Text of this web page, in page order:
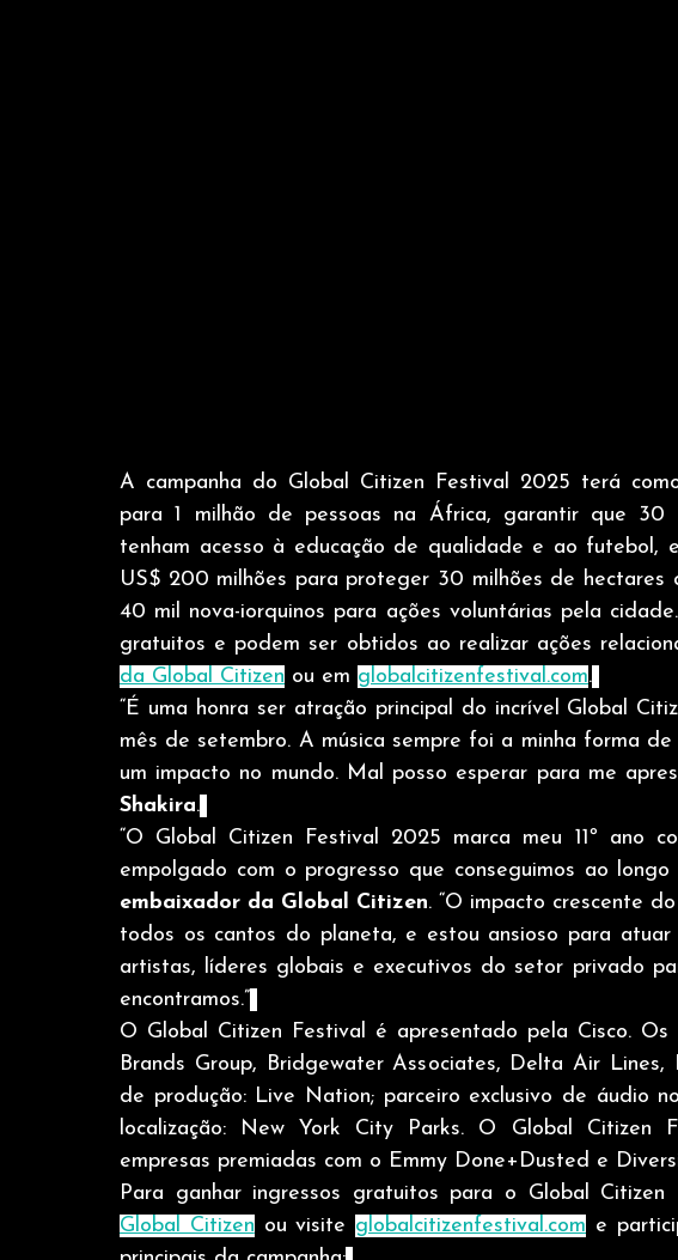
A campanha do Global Citizen Festival 2025 terá
para 1 milhão de pessoas na África, garantir que 30
tenham acesso à educação de qualidade e ao futebol,
US$ 200 milhões para proteger 30 milhões de hectares
40 mil nova-iorquinos para ações voluntárias pela
gratuitos e podem ser obtidos ao realizar ações
da Global Citizen ou em globalcitizenfestival.com.
“É uma honra ser atração principal do incrível Global
mês de setembro. A música sempre foi a minha forma
Shakira.
“O Global Citizen Festival 2025 marca meu 11º ano
empolgado com o progresso que conseguimos ao longo
embaixador da Global Citizen. “O impacto crescente
todos os cantos do planeta, e estou ansioso para
artistas, líderes globais e executivos do setor privado
encontramos.”
O Global Citizen Festival é apresentado pela Cisco. Os
Brands Group, Bridgewater Associates, Delta Air Lines,
de produção: Live Nation; parceiro exclusivo de áudio
localização: New York City Parks. O Global Citizen
empresas premiadas com o Emmy Done+Dusted e
Para ganhar ingressos gratuitos para o Global
Global Citizen ou visite globalcitizenfestival.com e